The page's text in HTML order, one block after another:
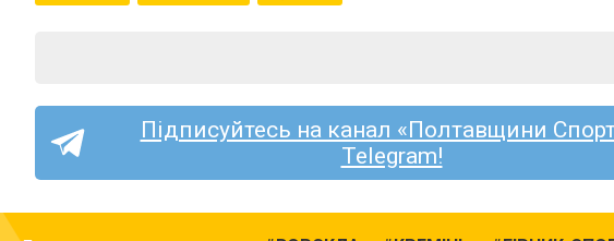
Підписуйтесь на канал «Полтавщини
Telegram!